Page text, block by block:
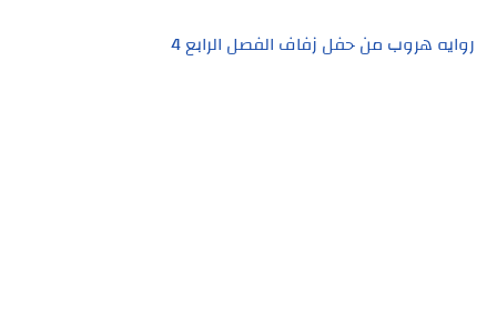
روايه هروب من حفل زفاف الفصل الرابع 4